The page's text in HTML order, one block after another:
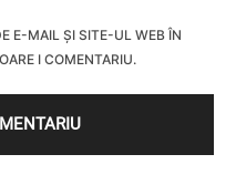
E-MAIL ȘI SITE-UL WEB ÎN
I COMENTARIU.